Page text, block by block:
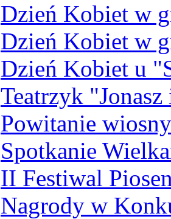
Dzień Kobiet w
Dzień Kobiet w
Dzień Kobiet u
Teatrzyk
Powitanie wiosny
Spotkanie
II Festiwal
Nagrody w